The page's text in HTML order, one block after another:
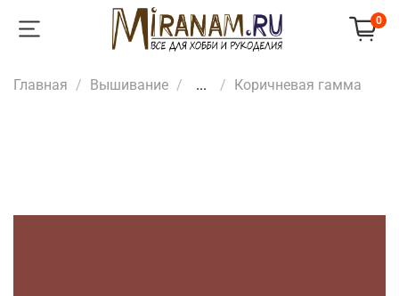
0
Главная Вышивание ... Коричневая гамма